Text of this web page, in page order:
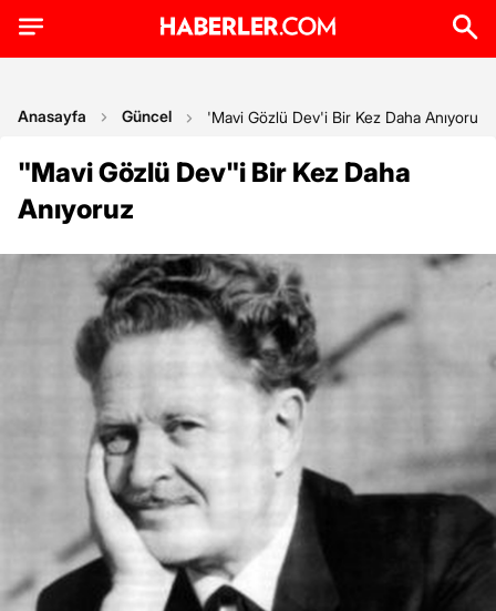
Anasayfa Güncel 'Mavi Gözlü Dev'i Bir Kez Daha Anıyoruz
"Mavi Gözlü Dev"i Bir Kez Daha
Anıyoruz